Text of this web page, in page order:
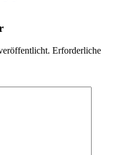
Erforderliche